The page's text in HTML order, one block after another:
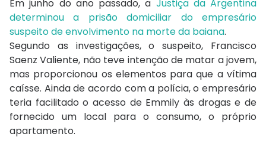
Em junho do ano passado, a Justiça da Argentina
determinou a prisão domiciliar do empresário
suspeito de envolvimento na morte da baiana.
Segundo as investigações, o suspeito, Francisco
Saenz Valiente, não teve intenção de matar a jovem,
mas proporcionou os elementos para que a vítima
caísse. Ainda de acordo com a polícia, o empresário
teria facilitado o acesso de Emmily às drogas e de
fornecido um local para o consumo, o próprio
apartamento.